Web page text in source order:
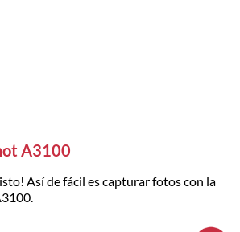
A3100
Así de fácil es capturar fotos con la